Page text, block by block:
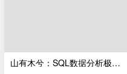
山有木兮：SQL数据分析极简入门